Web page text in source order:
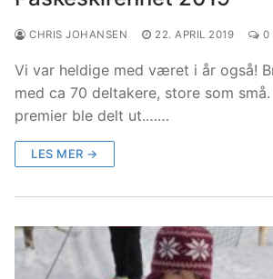
CHRIS JOHANSEN 22. APRIL 2019 0
Vi var heldige med været i år også!
med ca 70 deltakere, store som
premier ble delt ut.……
LES MER →